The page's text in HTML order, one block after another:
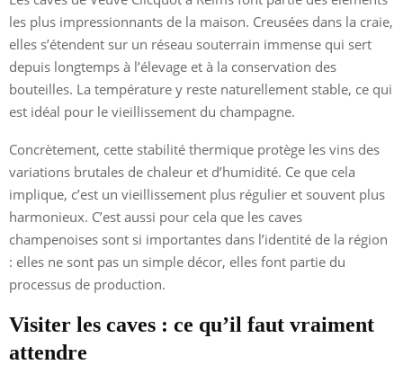
les plus impressionnants de la maison. Creusées dans la craie,
elles s’étendent sur un réseau souterrain immense qui sert
depuis longtemps à l’élevage et à la conservation des
bouteilles. La température y reste naturellement stable, ce qui
est idéal pour le vieillissement du champagne.
Concrètement, cette stabilité thermique protège les vins des
variations brutales de chaleur et d’humidité. Ce que cela
implique, c’est un vieillissement plus régulier et souvent plus
harmonieux. C’est aussi pour cela que les caves
champenoises sont si importantes dans l’identité de la région
: elles ne sont pas un simple décor, elles font partie du
processus de production.
Visiter les caves : ce qu’il faut vraiment
attendre